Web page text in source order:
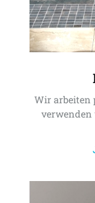
Wir arbeiten